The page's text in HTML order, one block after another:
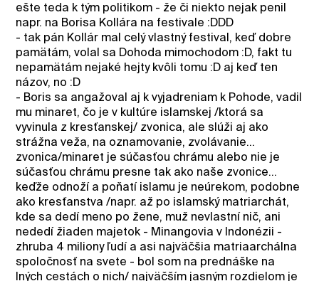
ešte teda k tým politikom - že či niekto nejak penil
napr. na Borisa Kollára na festivale :DDD
- tak pán Kollár mal celý vlastný festival, keď dobre
pamätám, volal sa Dohoda mimochodom :D, fakt tu
nepamätám nejaké hejty kvôli tomu :D aj keď ten
názov, no :D
- Boris sa angažoval aj k vyjadreniam k Pohode, vadil
mu minaret, čo je v kultúre islamskej /ktorá sa
vyvinula z kresťanskej/ zvonica, ale slúži aj ako
strážna veža, na oznamovanie, zvolávanie...
zvonica/minaret je súčasťou chrámu alebo nie je
súčasťou chrámu presne tak ako naše zvonice...
keďže odnoží a poňatí islamu je neúrekom, podobne
ako kresťanstva /napr. až po islamský matriarchát,
kde sa dedí meno po žene, muž nevlastní nič, ani
nededí žiaden majetok - Minangovia v Indonézii -
zhruba 4 miliony ľudí a asi najväčšia matriaarchálna
spoločnosť na svete - bol som na prednáške na
Iných cestách o nich/ najväčším jasným rozdielom je